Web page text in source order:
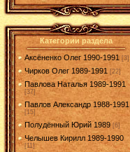
Категории раздела
Аксёненко Олег 1990-1991 [3]
Чирков Олег 1989-1991 [22]
Павлова Наталья 1989-1991
[37]
Павлов Александр 1988-1991
[15]
Полудённый Юрий 1989 [6]
Челышев Кирилл 1989-1990
[11]